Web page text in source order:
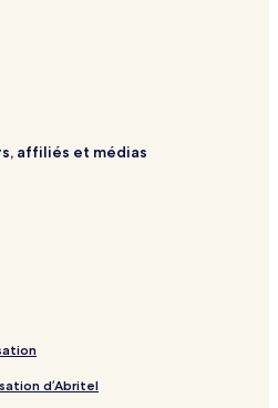
affiliés et médias
d’Abritel